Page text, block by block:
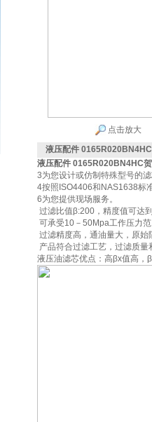
点击放大
液压配件
液压配件 0165R020BN4HC
3为您设计或仿制特殊型号的
4按照ISO4406和NAS1638标
6为您提供现场服务。
过滤比值β:200，精度值可
可承受10－50Mpa工作压力
过滤精度高，通油量大，原
产品符合过滤工艺，过滤质
液压油滤芯优点：高βx值高，